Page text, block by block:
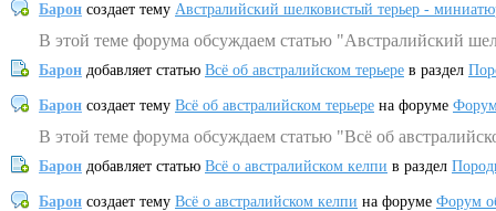
Барон создает тему Австралийский шелковистый терьер -
В этой теме форума обсуждаем статью "Австралийский
Барон добавляет статью Всё об австралийском терьере в раздел
Барон создает тему Всё об австралийском терьере на форуме
В этой теме форума обсуждаем статью "Всё об
Барон добавляет статью Всё о австралийском келпи в раздел
Барон создает тему Всё о австралийском келпи на форуме Форум